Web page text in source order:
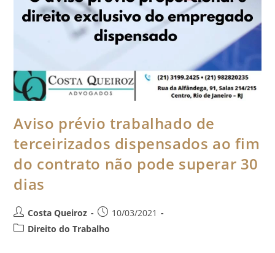
Aviso prévio trabalhado de
terceirizados dispensados ao fim
do contrato não pode superar 30
dias
Costa Queiroz
10/03/2021
Direito do Trabalho